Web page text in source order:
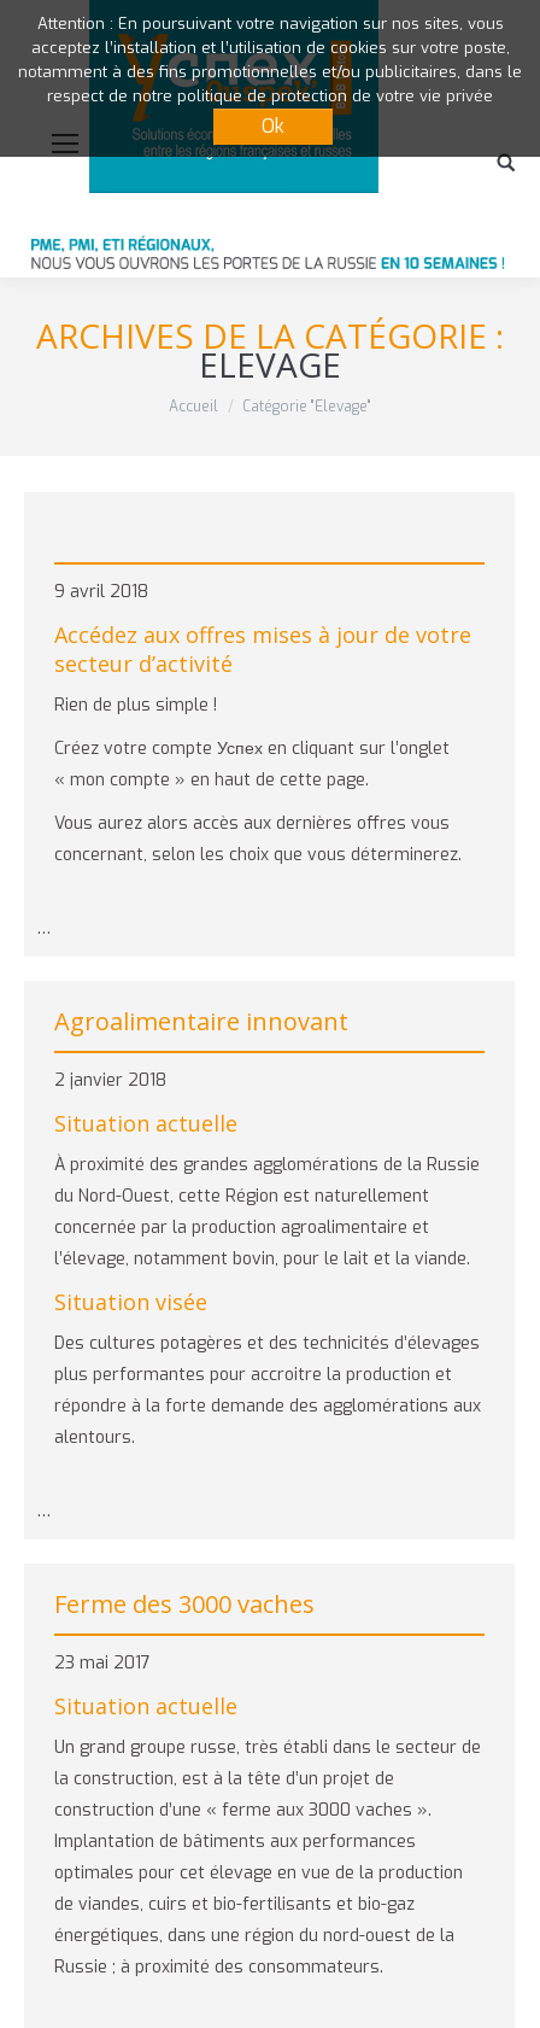
ARCHIVES DE LA CATÉGORIE :
ELEVAGE
Accueil Catégorie "Elevage"
9 avril 2018
Accédez aux offres mises à jour de votre
secteur d’activité
Rien de plus simple !
Créez votre compte Успех en cliquant sur l’onglet
« mon compte » en haut de cette page.
Vous aurez alors accès aux dernières offres vous
concernant, selon les choix que vous déterminerez.
…
Agroalimentaire innovant
2 janvier 2018
Situation actuelle
À proximité des grandes agglomérations de la Russie
du Nord-Ouest, cette Région est naturellement
concernée par la production agroalimentaire et
l’élevage, notamment bovin, pour le lait et la viande.
Situation visée
Des cultures potagères et des technicités d’élevages
plus performantes pour accroitre la production et
répondre à la forte demande des agglomérations aux
alentours.
…
Ferme des 3000 vaches
23 mai 2017
Situation actuelle
Un grand groupe russe, très établi dans le secteur de
la construction, est à la tête d’un projet de
construction d’une « ferme aux 3000 vaches ».
Implantation de bâtiments aux performances
optimales pour cet élevage en vue de la production
de viandes, cuirs et bio-fertilisants et bio-gaz
énergétiques, dans une région du nord-ouest de la
Russie ; à proximité des consommateurs.
Attention : En poursuivant votre navigation sur nos sites, vous
acceptez l’installation et l’utilisation de cookies sur votre poste,
notamment à des fins promotionnelles et/ou publicitaires, dans le
respect de notre politique de protection de votre vie privée
Ok